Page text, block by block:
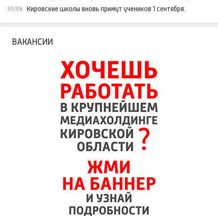
30/06 Кировские школы вновь примут учеников 1 сентября.
ВАКАНСИИ